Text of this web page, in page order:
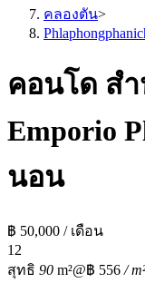
คลองตัน>
คอนโด สำ
Emporio
นอน
฿ 50,000 / เดือน
1 2
สุทธิ 90 m²@฿ 556 /